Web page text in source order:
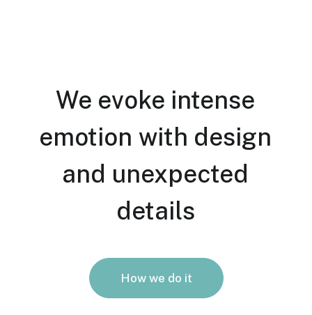
We evoke intense
emotion with design
and unexpected
details
How we do it